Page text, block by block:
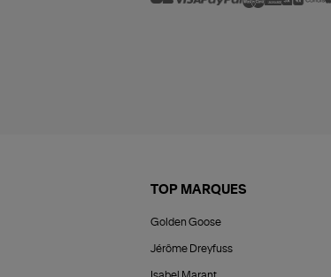
TOP MARQUES
Golden Goose
Jérôme Dreyfuss